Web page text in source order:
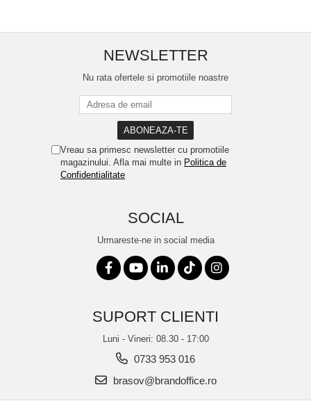
NEWSLETTER
Nu rata ofertele si promotiile noastre
Vreau sa primesc newsletter cu promotiile
magazinului. Afla mai multe in Politica de
Confidentialitate
SOCIAL
Urmareste-ne in social media
SUPORT CLIENTI
Luni - Vineri: 08.30 - 17:00
0733 953 016
brasov@brandoffice.ro